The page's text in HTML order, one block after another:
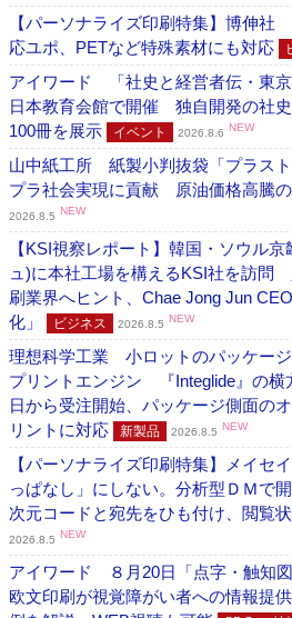
【パーソナライズ印刷特集】博伸
応ユポ、PETなど特殊素材にも対応
アイワード 「社史と経営者伝・東
日本教育会館で開催 独自開発の社
100冊を展示
イベント 2026.8.6 NEW
山中紙工所 紙製小判抜袋「プラス
プラ社会実現に貢献 原油価格高騰
2026.8.5 NEW
【KSI視察レポート】韓国・ソウル
ュ)に本社工場を構えるKSI社を訪問
刷業界へヒント、Chae Jong Jun
化」
ビジネス 2026.8.5 NEW
理想科学工業 小ロットのパッケー
プリントエンジン 『Integlide』の横
日から受注開始、パッケージ側面の
リントに対応
新製品 2026.8.5 NEW
【パーソナライズ印刷特集】メイセ
っぱなし」にしない。分析型ＤＭで
次元コードと宛先をひも付け、閲覧
2026.8.5 NEW
アイワード ８月20日「点字・触知
欧文印刷が視覚障がい者への情報提